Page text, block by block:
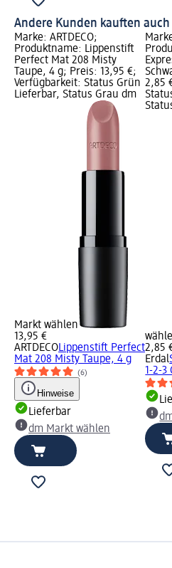
Andere Kunden kauften auch
Marke: ARTDECO;
Produktname: Lippenstift
Perfect Mat 208 Misty
Taupe, 4 g; Preis: 13,95 €;
Verfügbarkeit: Status Grün
Lieferbar, Status Grau dm
Markt wählen
13,95 €
ARTDECOLippenstift Perfect
Mat 208 Misty Taupe, 4 g
(6)
Hinweise
Lieferbar
dm Markt wählen
2,85
2,85
Erdal
1-2-3